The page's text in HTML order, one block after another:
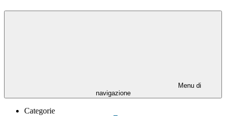
Menu di
navigazione
Categorie